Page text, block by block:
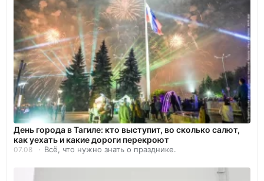
День города в Тагиле: кто выступит, во сколько салют,
как уехать и какие дороги перекроют
07.08 Всё, что нужно знать о празднике.